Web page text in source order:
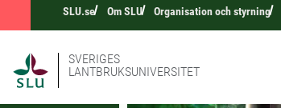
SLU.se Om SLU Organisation och styrning
SVERIGES
LANTBRUKSUNIVERSITET